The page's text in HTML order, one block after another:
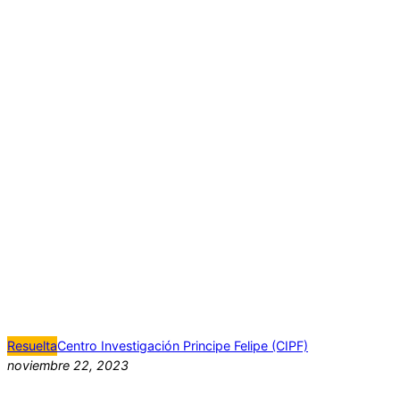
ResueltaCentro Investigación Principe Felipe (CIPF)
noviembre 22, 2023